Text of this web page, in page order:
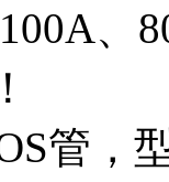
、
管，